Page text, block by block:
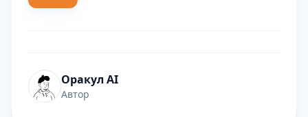
Оракул AI
Автор